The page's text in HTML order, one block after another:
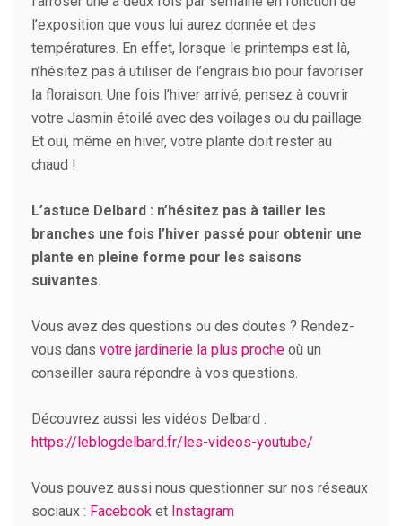
l’exposition que vous lui aurez donnée et des
températures. En effet, lorsque le printemps est là,
n’hésitez pas à utiliser de l’engrais bio pour favoriser
la floraison. Une fois l’hiver arrivé, pensez à couvrir
votre Jasmin étoilé avec des voilages ou du paillage.
Et oui, même en hiver, votre plante doit rester au
chaud !
L’astuce Delbard : n’hésitez pas à tailler les
branches une fois l’hiver passé pour obtenir une
plante en pleine forme pour les saisons
suivantes.
Vous avez des questions ou des doutes ? Rendez-
vous dans votre jardinerie la plus proche où un
conseiller saura répondre à vos questions.
Découvrez aussi les vidéos Delbard :
https://leblogdelbard.fr/les-videos-youtube/
Vous pouvez aussi nous questionner sur nos réseaux
sociaux : Facebook et Instagram